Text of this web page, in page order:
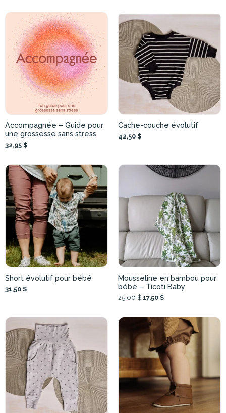
Accompagnée – Guide pour
une grossesse sans stress
32,95 $
Cache-couche évolutif
42,50 $
Short évolutif pour bébé
31,50 $
Mousseline en bambou pour
bébé – Ticoti Baby
25,00 $ 17,50 $